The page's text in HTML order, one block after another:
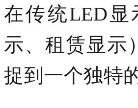
在传统LED
示、租赁显示 ）
捉到一个独特